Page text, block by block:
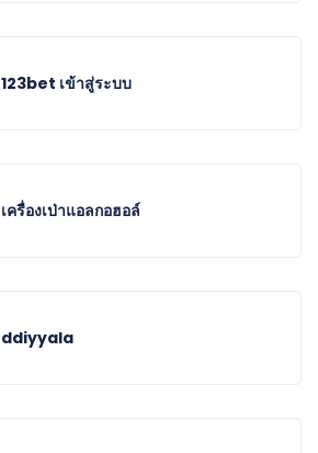
123bet เข้าสู่ระบบ
เครื่องเป่าแอลกอฮอล์
ddiyyala